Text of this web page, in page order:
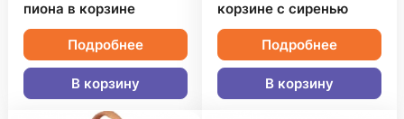
пиона в корзине
Подробнее
В корзину
корзине с сиренью
Подробнее
В корзину